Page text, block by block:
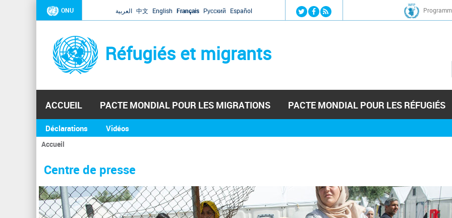
Jump to navigation
ONU العربية 中文 English Français Русский Español
Réfugiés et migrants
ACCUEIL PACTE MONDIAL POUR LES MIGRATIONS PACTE MONDIAL POUR LES RÉFUGIÉS
Déclarations Vidéos
Vous
ici
Accueil
Centre de presse